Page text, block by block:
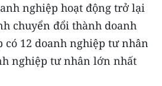
nghệ
nghiệp hoạt động trở lại
chuyển đổi thành doanh
có 12 doanh nghiệp tư nhân
nghiệp tư nhân lớn nhất